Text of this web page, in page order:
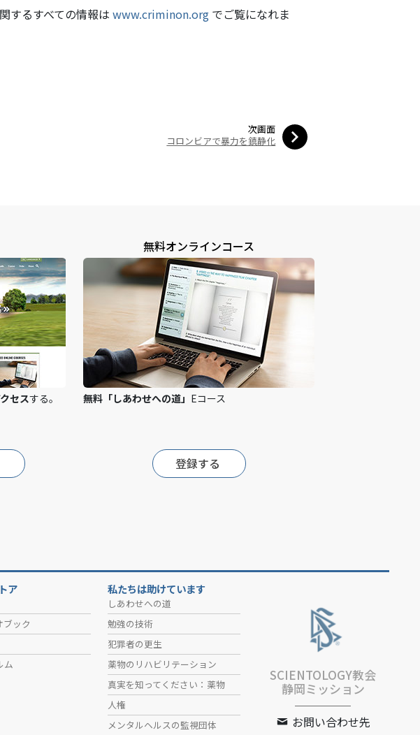
するすべての情報は www.criminon.org でご覧になれま
次画面
コロンビアで暴力を鎮静化
セスする。
無料オンラインコース
無料「しあわせへの道」 Eコース
登録する
ア
ブック
ム
私たちは助けています
しあわせへの道
勉強の技術
犯罪者の更生
薬物のリハビリテーション
真実を知ってください：薬物
人権
メンタルヘルスの監視団体
SCIENTOLOGY教会
静岡ミッション
お問い合わせ先